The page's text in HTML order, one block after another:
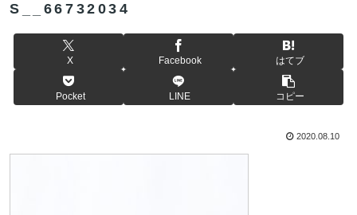
S__66732034
X Facebook はてブ
Pocket LINE コピー
2020.08.10